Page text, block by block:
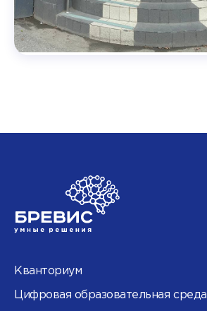
Кванториум
Цифровая образовательная среда